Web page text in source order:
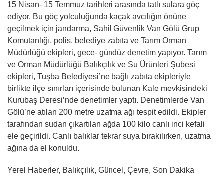
15 Nisan- 15 Temmuz tarihleri arasında tatlı sulara göç
ediyor. Bu göç yolculuğunda kaçak avcılığın önüne
geçilmek için jandarma, Sahil Güvenlik Van Gölü Grup
Komutanlığı, polis, belediye zabıta ve Tarım Orman
Müdürlüğü ekipleri, gece- gündüz denetim yapıyor. Tarım
ve Orman Müdürlüğü Balıkçılık ve Su Ürünleri Şubesi
ekipleri, Tuşba Belediyesi’ne bağlı zabıta ekipleriyle
birlikte ilçe sınırları içerisinde bulunan Kale mevkisindeki
Kurubaş Deresi’nde denetimler yaptı. Denetimlerde Van
Gölü’ne atılan 200 metre uzatma ağı tespit edildi. Ekipler
tarafından sudan çıkartılan ağda 100 kilo canlı inci kefali
ele geçirildi. Canlı balıklar tekrar suya bırakılırken, uzatma
ağına da el konuldu.
Yerel Haberler, Balıkçılık, Güncel, Çevre, Son Dakika